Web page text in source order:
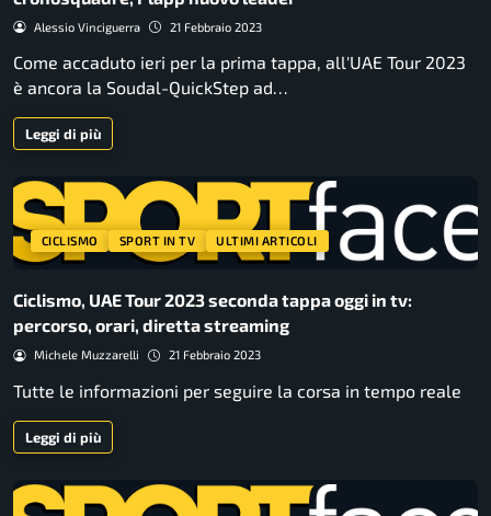
Alessio Vinciguerra 21 Febbraio 2023
Come accaduto ieri per la prima tappa, all'UAE Tour 2023
è ancora la Soudal-QuickStep ad…
Leggi di più
CICLISMO SPORT IN TV ULTIMI ARTICOLI
Ciclismo, UAE Tour 2023 seconda tappa oggi in tv:
percorso, orari, diretta streaming
Michele Muzzarelli 21 Febbraio 2023
Tutte le informazioni per seguire la corsa in tempo reale
Leggi di più